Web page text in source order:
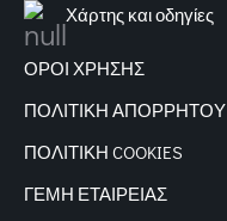
Χάρτης και οδηγίες
ΟΡΟΙ ΧΡΗΣΗΣ
ΠΟΛΙΤΙΚΗ ΑΠΟΡΡΗΤΟΥ
ΠΟΛΙΤΙΚΗ COOKIES
ΓΕΜΗ ΕΤΑΙΡΕΙΑΣ